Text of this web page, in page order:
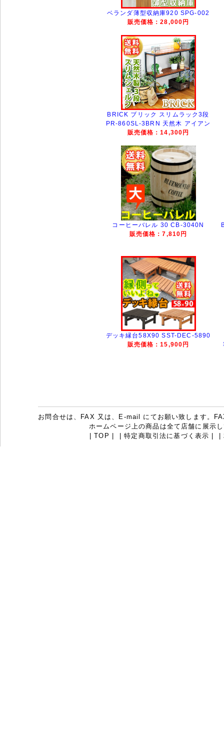
ベランダ薄型収納庫920 SPG-002
販売価格：28,000円
BRICK ブリック スリムラック3段
PR-860SL-3BRN 天然木 アイアン
販売価格：14,300円
コーヒーバレル 30 CB-3040N
販売価格：7,810円
デッキ縁台58X90 SST-DEC-5890
販売価格：15,900円
お問合せは、FAX 又は、E-mail にてお願い致します。
ホームページ上の商品は全て店舗に展示
|TOP | |特定商取引法に基づく表示 | |